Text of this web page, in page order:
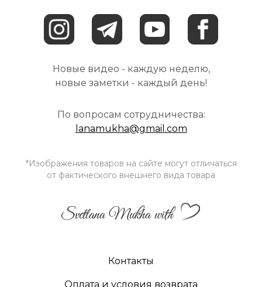
Новые видео - каждую неделю,
новые заметки - каждый день!
По вопросам сотрудничества:
lanamukha@gmail.com
*Изображения товаров на сайте могут отличаться
от фактического внешнего вида товара
Svetlana Mukha with
Контакты
Оплата и условия возврата